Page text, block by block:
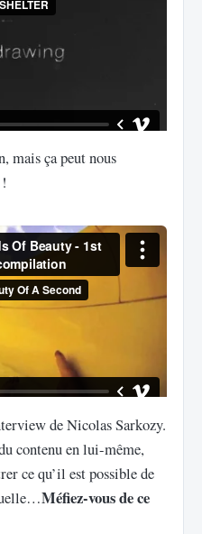
mais ça peut nous
de Nicolas Sarkozy.
contenu en lui-même,
ce qu’il est possible de
Méfiez-vous de ce